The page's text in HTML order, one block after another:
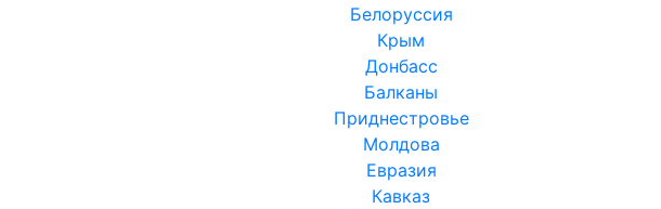
Белоруссия
Крым
Донбасс
Балканы
Приднестровье
Молдова
Евразия
Кавказ